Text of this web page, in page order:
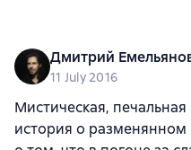
Дмитрий
11 July 2016
Мистическая,
история о разменянном